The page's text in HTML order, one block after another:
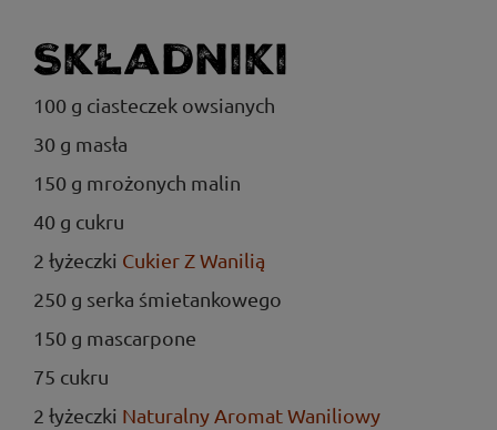
Składniki
100 g ciasteczek owsianych
30 g masła
150 g mrożonych malin
40 g cukru
2 łyżeczki Cukier Z Wanilią
250 g serka śmietankowego
150 g mascarpone
75 cukru
2 łyżeczki Naturalny Aromat Waniliowy